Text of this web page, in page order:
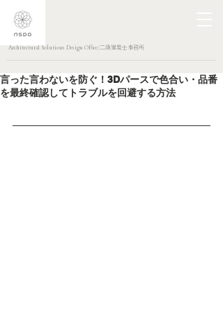
Architectural Solutions Design Office/二級建築士事務所
言った言わないを防ぐ！3Dパースで色合い・品番
を最終確認してトラブルを回避する方法